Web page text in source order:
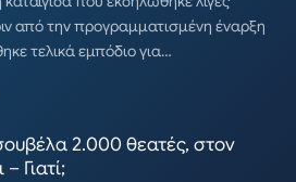
από την προγραμματισμένη έναρξη
τελικά εμπόδιο για…
2.000 θεατές, στον
Γιατί;